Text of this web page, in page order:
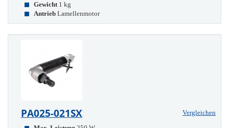
Gewicht 1 kg
Antrieb Lamellenmotor
PA025-021SX
Vergleichen